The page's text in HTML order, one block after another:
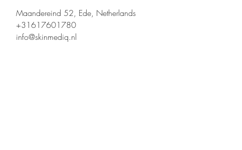
Maandereind 52, Ede, Netherlands
+31617601780
info@skinmediq.nl